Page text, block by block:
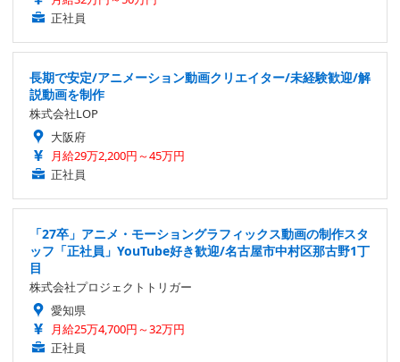
正社員
長期で安定/アニメーション動画クリエイター/未経験歓迎/解
説動画を制作
株式会社LOP
大阪府
月給29万2,200円～45万円
正社員
「27卒」アニメ・モーショングラフィックス動画の制作スタ
ッフ「正社員」YouTube好き歓迎/名古屋市中村区那古野1丁
目
株式会社プロジェクトトリガー
愛知県
月給25万4,700円～32万円
正社員